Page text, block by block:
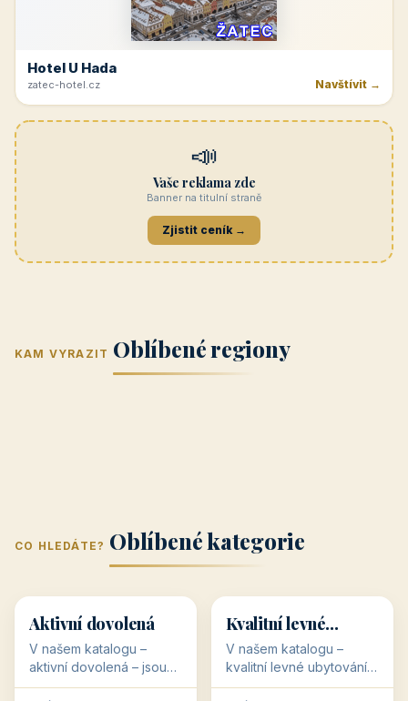
Hotel U Hada
zatec-hotel.cz Navštívit →
📣
Vaše reklama zde
Banner na titulní straně
Zjistit ceník →
KAM VYRAZIT Oblíbené regiony
(Jihomoravský
kraj)
kraj)
Zlínský kraj Žilinský
Karlovarský
Střední Čechy
(Středočeský
CO HLEDÁTE? Oblíbené kategorie
🥾 36 objektů
Aktivní dovolená
V našem katalogu –
aktivní dovolená – jsou
pro Vás připraveny
💰
💰
34 objektů
Kvalitní levné
ubytování
V našem katalogu –
kvalitní levné ubytování –
jsou pro Vás připraveny